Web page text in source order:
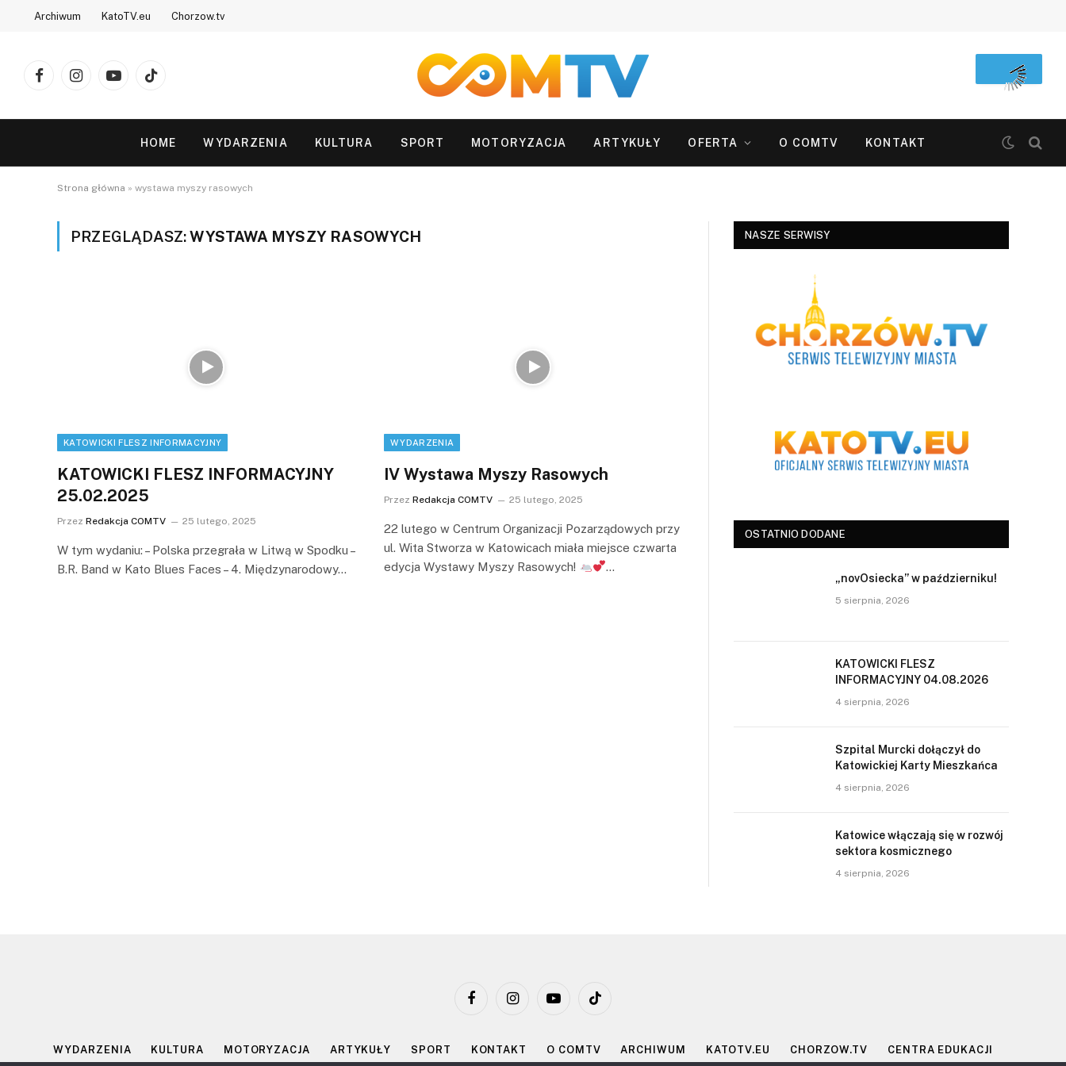
Archiwum KatoTV.eu Chorzow.tv
FacebookInstagramYouTubeTikTok
HOME WYDARZENIA KULTURA SPORT MOTORYZACJA ARTYKUŁY OFERTA O COMTV KONTAKT
Strona główna » wystawa myszy rasowych
PRZEGLĄDASZ:WYSTAWA MYSZY RASOWYCH
KATOWICKI FLESZ INFORMACYJNY
KATOWICKI FLESZ INFORMACYJNY
25.02.2025
Przez Redakcja COMTV 25 lutego, 2025
W tym wydaniu: – Polska przegrała w Litwą w Spodku –
B.R. Band w Kato Blues Faces – 4. Międzynarodowy…
WYDARZENIA
IV Wystawa Myszy Rasowych
Przez Redakcja COMTV 25 lutego, 2025
22 lutego w Centrum Organizacji Pozarządowych przy
ul. Wita Stworza w Katowicach miała miejsce czwarta
edycja Wystawy Myszy Rasowych!
…
NASZE SERWISY
OSTATNIO DODANE
„novOsiecka” w październiku!
5 sierpnia, 2026
KATOWICKI FLESZ
INFORMACYJNY 04.08.2026
4 sierpnia, 2026
Szpital Murcki dołączył do
Katowickiej Karty Mieszkańca
4 sierpnia, 2026
Katowice włączają się w rozwój
sektora kosmicznego
4 sierpnia, 2026
FacebookInstagramYouTubeTikTok
WYDARZENIA KULTURA MOTORYZACJA ARTYKUŁY SPORT KONTAKT O COMTV ARCHIWUM KATOTV.EU CHORZOW.TV CENTRA EDUKACJI